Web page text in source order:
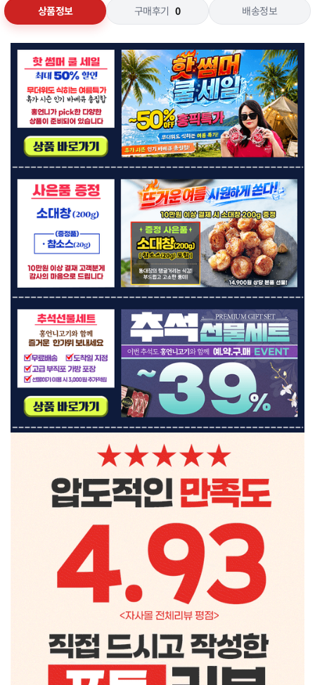
상품정보 구매후기 0 배송정보